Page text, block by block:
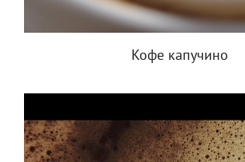
Кофе капучино